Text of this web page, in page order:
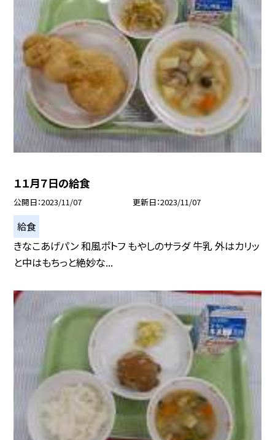
１１月７日の給食
公開日 2023/11/07 更新日 2023/11/07
給食
きなこあげパン 和風ポトフ もやしのサラダ 牛乳 外はカリッ
と中はもちっと絶妙な...